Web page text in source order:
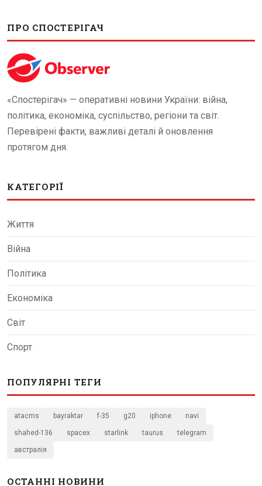
ПРО СПОСТЕРІГАЧ
«Спостерігач» — оперативні новини України: війна,
політика, економіка, суспільство, регіони та світ.
Перевірені факти, важливі деталі й оновлення
протягом дня.
КАТЕГОРІЇ
Життя
Війна
Політика
Економіка
Світ
Спорт
ПОПУЛЯРНІ ТЕГИ
atacms bayraktar f-35 g20 iphone navi
shahed-136 spacex starlink taurus telegram
австралія
ОСТАННІ НОВИНИ